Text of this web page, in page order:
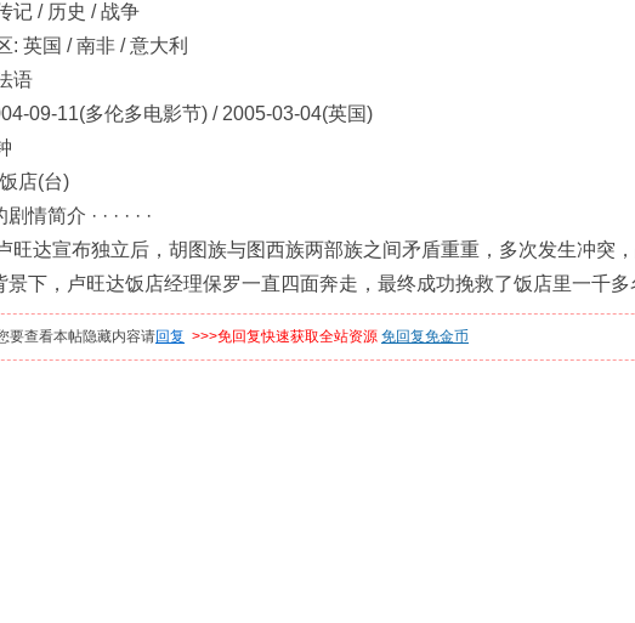
记 / 历史 / 战争
: 英国 / 南非 / 意大利
语
09-11(多伦多电影节) / 2005-03-04(英国)
店(台)
情简介 · · · · · ·
达宣布独立后，胡图族与图西族两部族之间矛盾重重，多次发生冲突
景下，卢旺达饭店经理保罗一直四面奔走，最终成功挽救了饭店里一千多
要查看本帖隐藏内容请回复 >>>免回复快速获取全站资源 免回复免金币